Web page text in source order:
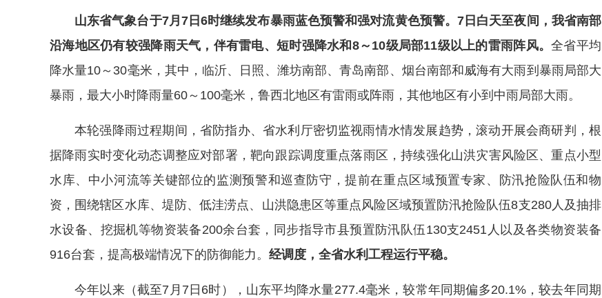
山东省气象台于7月7日6时继续发布暴雨蓝色预警和强对流黄色预警。7日白天至夜间，我省南部
沿海地区仍有较强降雨天气，伴有雷电、短时强降水和8～10级局部11级以上的雷雨阵风。全省平均
降水量10～30毫米，其中，临沂、日照、潍坊南部、青岛南部、烟台南部和威海有大雨到暴雨局部大
暴雨，最大小时降雨量60～100毫米，鲁西北地区有雷雨或阵雨，其他地区有小到中雨局部大雨。
本轮强降雨过程期间，省防指办、省水利厅密切监视雨情水情发展趋势，滚动开展会商研判，根
据降雨实时变化动态调整应对部署，靶向跟踪调度重点落雨区，持续强化山洪灾害风险区、重点小型
水库、中小河流等关键部位的监测预警和巡查防守，提前在重点区域预置专家、防汛抢险队伍和物
资，围绕辖区水库、堤防、低洼涝点、山洪隐患区等重点风险区域预置防汛抢险队伍8支280人及抽排
水设备、挖掘机等物资装备200余台套，同步指导市县预置防汛队伍130支2451人以及各类物资装备
916台套，提高极端情况下的防御能力。 经调度，全省水利工程运行平稳。
今年以来（截至7月7日6时），山东平均降水量277.4毫米，较常年同期偏多20.1%，较去年同期